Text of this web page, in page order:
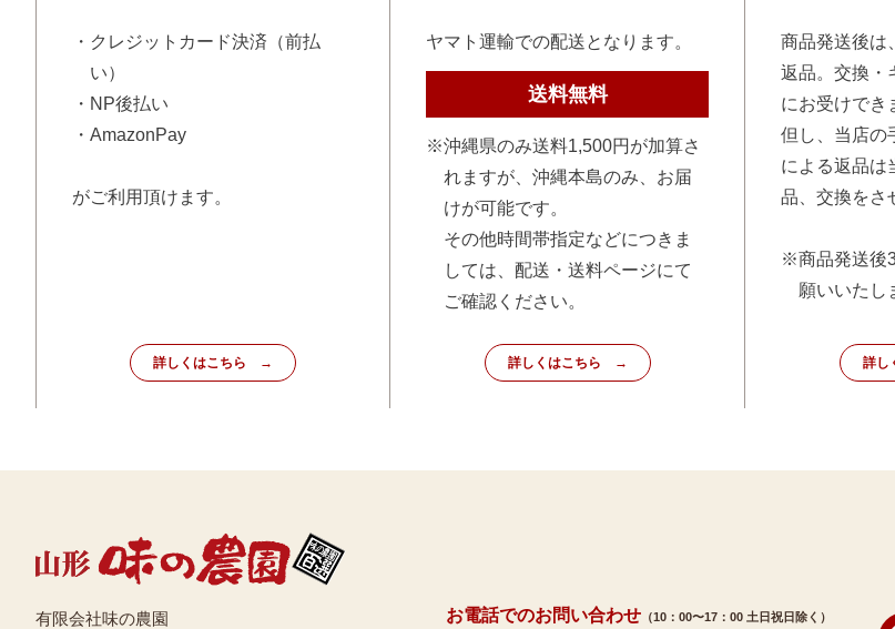
・クレジットカード決済（前払
い）
・NP後払い
・AmazonPay
がご利用頂けます。
詳しくはこちら
ヤマト運輸での配送となります。
送料無料
※沖縄県のみ送料1,500円が加算さ
れますが、沖縄本島のみ、お届
けが可能です。
その他時間帯指定などにつきま
しては、配送・送料ページにて
ご確認ください。
詳しくはこちら
商品発送後は
返品。交換・
にお受けでき
但し、当店の
による返品は
品、交換をさ
※商品発送後
願いいたし
詳し
有限会社味の農園 お電話でのお問い合わせ（10：00〜17：00 土日祝日除く）